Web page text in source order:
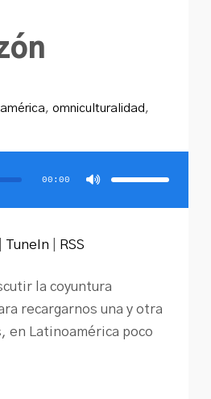
, omniculturalidad ,
00:00
Utiliza
de
para
TuneIn RSS
la coyuntura
recargarnos una y otra
en Latinoamérica poco